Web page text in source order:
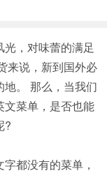
，对味蕾的满足
来说，新到国外必
。 那么，当我们
文菜单，是否也能
?
都没有的菜单，